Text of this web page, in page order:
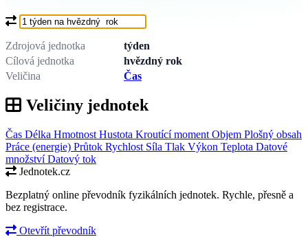
Co chcete převést?
Zdrojová jednotka
týden
Cílová jednotka
hvězdný rok
Veličina
Čas
Veličiny jednotek
Čas Délka Hmotnost Hustota Kroutící moment Objem Plošný obsah
Práce (energie) Průtok Rychlost Síla Tlak Výkon Teplota Datové
množstvíDatový tok
Jednotek.cz
Bezplatný online převodník fyzikálních jednotek. Rychle, přesně a
bez registrace.
Otevřít převodník